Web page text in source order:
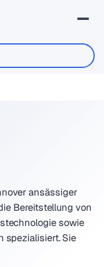
ansässiger
Bereitstellung von
sowie
spezialisiert. Sie